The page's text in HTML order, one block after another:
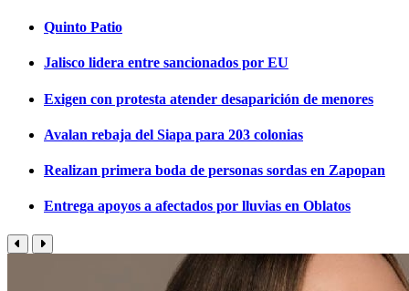
Quinto Patio
Jalisco lidera entre sancionados por EU
Exigen con protesta atender desaparición de menores
Avalan rebaja del Siapa para 203 colonias
Realizan primera boda de personas sordas en Zapopan
Entrega apoyos a afectados por lluvias en Oblatos